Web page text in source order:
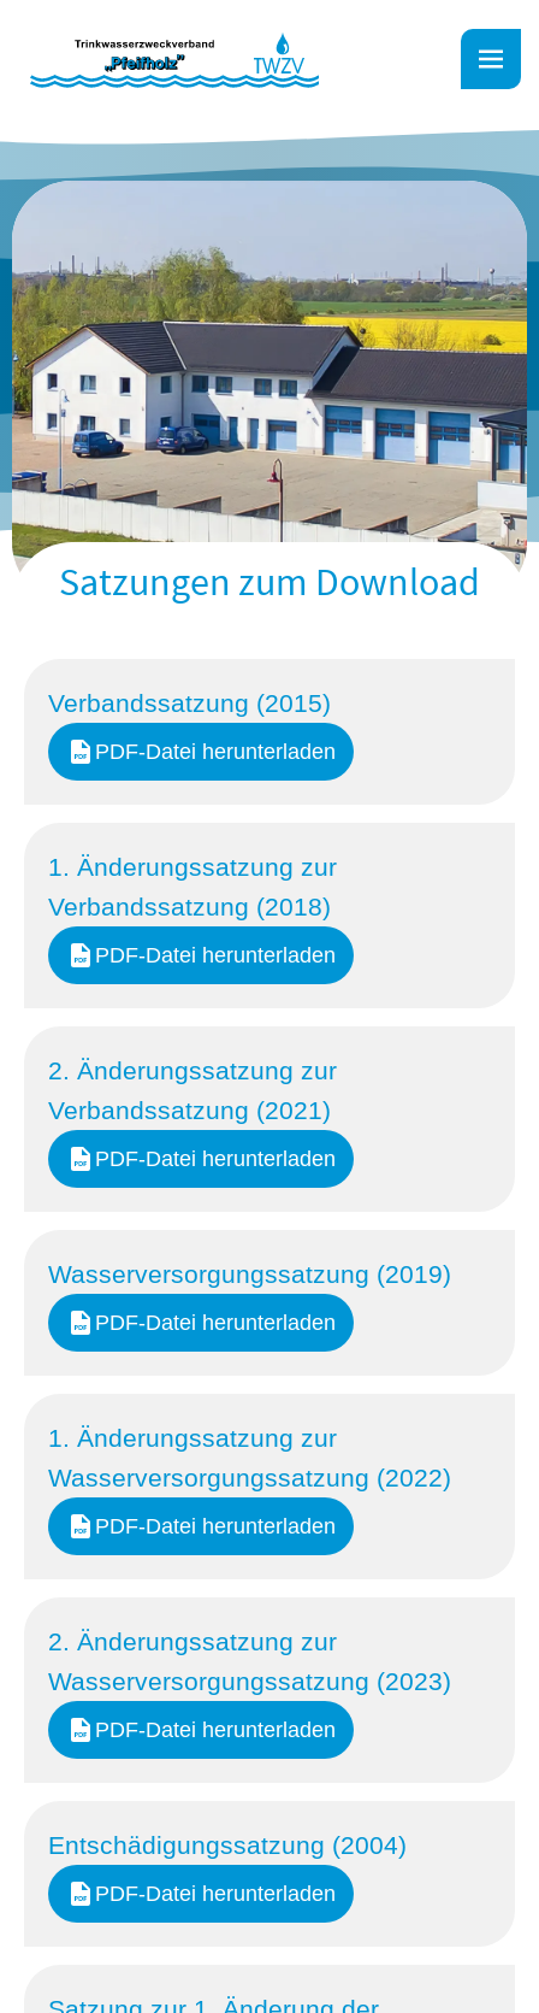
Satzungen zum Download
Verbandssatzung (2015)
PDF-Datei herunterladen
1. Änderungssatzung zur
Verbandssatzung (2018)
PDF-Datei herunterladen
2. Änderungssatzung zur
Verbandssatzung (2021)
PDF-Datei herunterladen
Wasserversorgungssatzung (2019)
PDF-Datei herunterladen
1. Änderungssatzung zur
Wasserversorgungssatzung (2022)
PDF-Datei herunterladen
2. Änderungssatzung zur
Wasserversorgungssatzung (2023)
PDF-Datei herunterladen
Entschädigungssatzung (2004)
PDF-Datei herunterladen